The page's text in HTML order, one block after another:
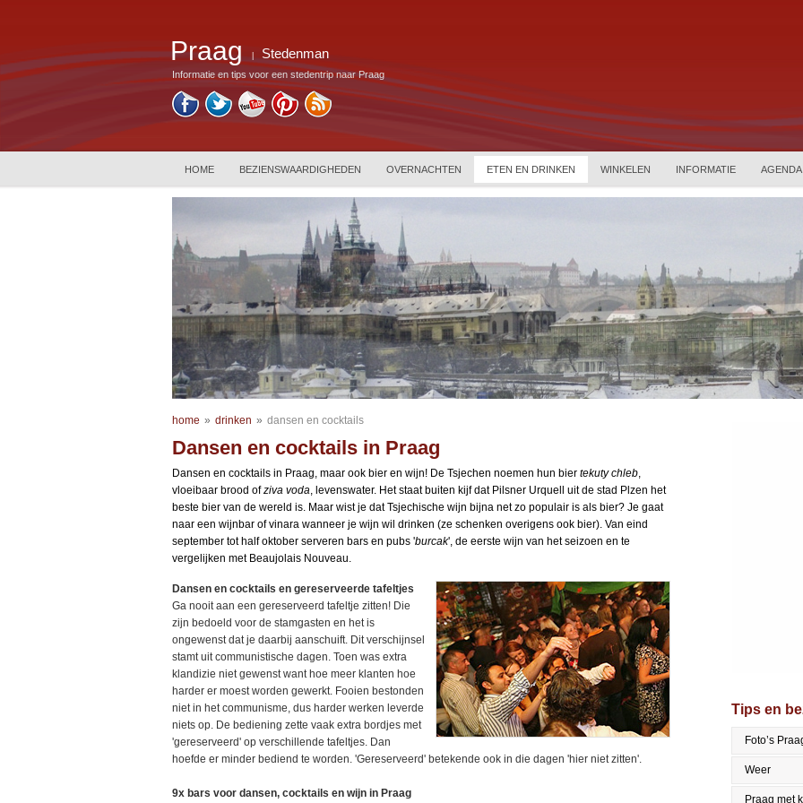
Praag Stedenman
Informatie en tips voor een stedentrip naar Praag
HOME BEZIENSWAARDIGHEDEN OVERNACHTEN ETEN EN DRINKEN WINKELEN INFORMATIE AGENDA
home » drinken » dansen en cocktails
Dansen en cocktails in Praag
Dansen en cocktails in Praag, maar ook bier en wijn! De Tsjechen noemen hun bier tekuty chleb,
vloeibaar brood ofziva voda, levenswater. Het staat buiten kijf dat Pilsner Urquell uit de stad Plzen het
beste bier van de wereld is. Maar wist je dat Tsjechische wijn bijna net zo populair is als bier? Je gaat
naar een wijnbar of vinara wanneer je wijn wil drinken (ze schenken overigens ook bier). Van eind
september tot half oktober serveren bars en pubs 'burcak', de eerste wijn van het seizoen en te
vergelijken met Beaujolais Nouveau.
Dansen en cocktails en gereserveerde tafeltjes
Ga nooit aan een gereserveerd tafeltje zitten! Die
zijn bedoeld voor de stamgasten en het is
ongewenst dat je daarbij aanschuift. Dit verschijnsel
stamt uit communistische dagen. Toen was extra
klandizie niet gewenst want hoe meer klanten hoe
harder er moest worden gewerkt. Fooien bestonden
niet in het communisme, dus harder werken leverde
niets op. De bediening zette vaak extra bordjes met
'gereserveerd' op verschillende tafeltjes. Dan
hoefde er minder bediend te worden. 'Gereserveerd' betekende ook in die dagen 'hier niet zitten'.
9x bars voor dansen, cocktails en wijn in Praag
Tips en
Foto’s
Weer
Praag met